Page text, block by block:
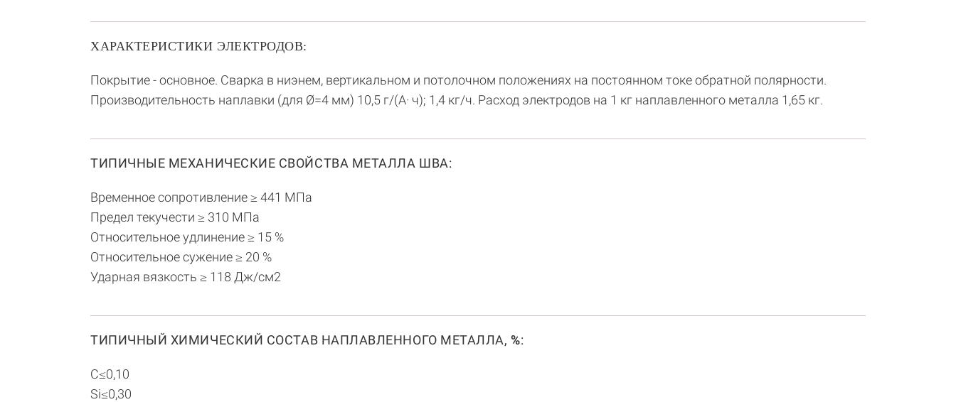
ХАРАКТЕРИСТИКИ ЭЛЕКТРОДОВ:
Покрытие - основное. Сварка в ниэнем, вертикальном и потолочном положениях на постоянном токе обратной полярности.
Производительность наплавки (для Ø=4 мм) 10,5 г/(А· ч); 1,4 кг/ч. Расход электродов на 1 кг наплавленного металла 1,65 кг.
ТИПИЧНЫЕ МЕХАНИЧЕСКИЕ СВОЙСТВА МЕТАЛЛА ШВА:
Временное сопротивление ≥ 441 МПа
Предел текучести ≥ 310 МПа
Относительное удлинение ≥ 15 %
Относительное сужение ≥ 20 %
Ударная вязкость ≥ 118 Дж/см2
ТИПИЧНЫЙ ХИМИЧЕСКИЙ СОСТАВ НАПЛАВЛЕННОГО МЕТАЛЛА, %:
С≤0,10
Si≤0,30